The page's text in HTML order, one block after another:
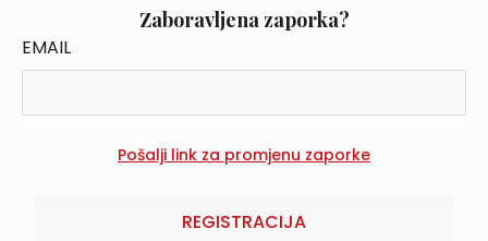
Zaboravljena zaporka?
EMAIL
REGISTRACIJA